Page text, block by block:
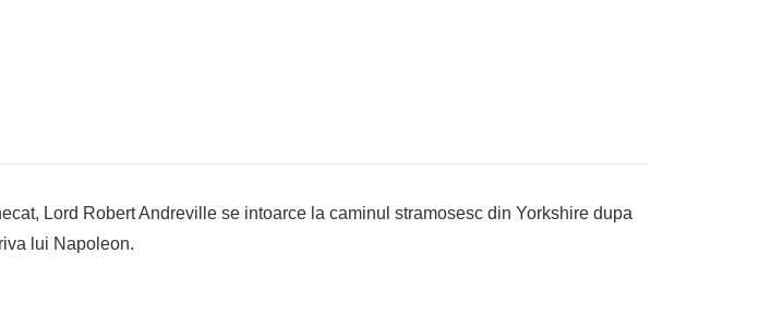
Lord Robert Andreville se intoarce la caminul stramosesc din Yorkshire dupa
lui Napoleon.